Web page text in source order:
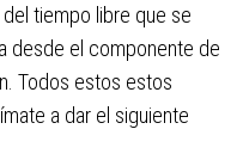
tiempo libre que se
desde el componente de
Todos estos estos
a dar el siguiente